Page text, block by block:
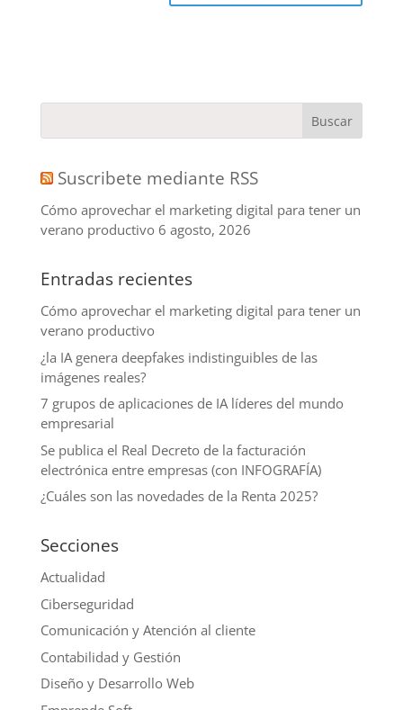
Suscribete mediante RSS
Cómo aprovechar el marketing digital para tener un
verano productivo 6 agosto, 2026
Entradas recientes
Cómo aprovechar el marketing digital para tener un
verano productivo
¿la IA genera deepfakes indistinguibles de las
imágenes reales?
7 grupos de aplicaciones de IA líderes del mundo
empresarial
Se publica el Real Decreto de la facturación
electrónica entre empresas (con INFOGRAFÍA)
¿Cuáles son las novedades de la Renta 2025?
Secciones
Actualidad
Ciberseguridad
Comunicación y Atención al cliente
Contabilidad y Gestión
Diseño y Desarrollo Web